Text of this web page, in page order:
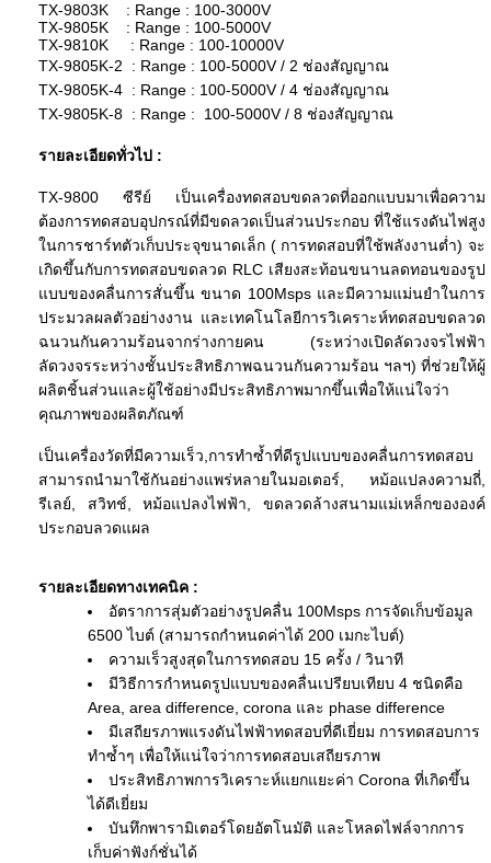
TX-9803K : Range : 100-3000V
TX-9805K : Range : 100-5000V
TX-9810K : Range : 100-10000V
TX-9805K-2 : Range : 100-5000V / 2 ช่องสัญญาณ
TX-9805K-4 : Range : 100-5000V / 4 ช่องสัญญาณ
TX-9805K-8 : Range : 100-5000V / 8 ช่องสัญญาณ
รายละเอียดทั่วไป :
TX-9800 ซีรีย์ เป็นเครื่องทดสอบขดลวดที่ออกแบบมาเพื่อความ
ต้องการทดสอบอุปกรณ์ที่มีขดลวดเป็นส่วนประกอบ ที่ใช้แรงดันไฟสูง
ในการชาร์ทตัวเก็บประจุขนาดเล็ก ( การทดสอบที่ใช้พลังงานต่ำ) จะ
เกิดขึ้นกับการทดสอบขดลวด RLC เสียงสะท้อนขนานลดทอนของรูป
แบบของคลื่นการสั่นขึ้น ขนาด 100Msps และมีความแม่นยำในการ
ประมวลผลตัวอย่างงาน และเทคโนโลยีการวิเคราะห์ทดสอบขดลวด
ฉนวนกันความร้อนจากร่างกายคน (ระหว่างเปิดลัดวงจรไฟฟ้า
ลัดวงจรระหว่างชั้นประสิทธิภาพฉนวนกันความร้อน ฯลฯ) ที่ช่วยให้ผู้
ผลิตชิ้นส่วนและผู้ใช้อย่างมีประสิทธิภาพมากขึ้นเพื่อให้แน่ใจว่า
คุณภาพของผลิตภัณฑ์
เป็นเครื่องวัดที่มีความเร็ว,การทำซ้ำที่ดีรูปแบบของคลื่นการทดสอบ
สามารถนำมาใช้กันอย่างแพร่หลายในมอเตอร์, หม้อแปลงความถี่,
รีเลย์, สวิทช์, หม้อแปลงไฟฟ้า, ขดลวดล้างสนามแม่เหล็กขององค์
ประกอบลวดแผล
รายละเอียดทางเทคนิค :
อัตราการสุ่มตัวอย่างรูปคลื่น 100Msps การจัดเก็บข้อมูล
6500 ไบต์ (สามารถกำหนดค่าได้ 200 เมกะไบต์)
ความเร็วสูงสุดในการทดสอบ 15 ครั้ง / วินาที
มีวิธีการกำหนดรูปแบบของคลื่นเปรียบเทียบ 4 ชนิดคือ
Area, area difference, corona และ phase difference
มีเสถียรภาพแรงดันไฟฟ้าทดสอบที่ดีเยี่ยม การทดสอบการ
ทำซ้ำๆ เพื่อให้แน่ใจว่าการทดสอบเสถียรภาพ
ประสิทธิภาพการวิเคราะห์แยกแยะค่า Corona ที่เกิดขึ้น
ได้ดีเยี่ยม
บันทึกพารามิเตอร์โดยอัตโนมัติ และโหลดไฟล์จากการ
เก็บค่าฟังก์ชั่นได้